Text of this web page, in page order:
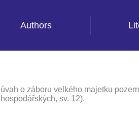
Authors
o záboru velkého majetku
sv. 12).